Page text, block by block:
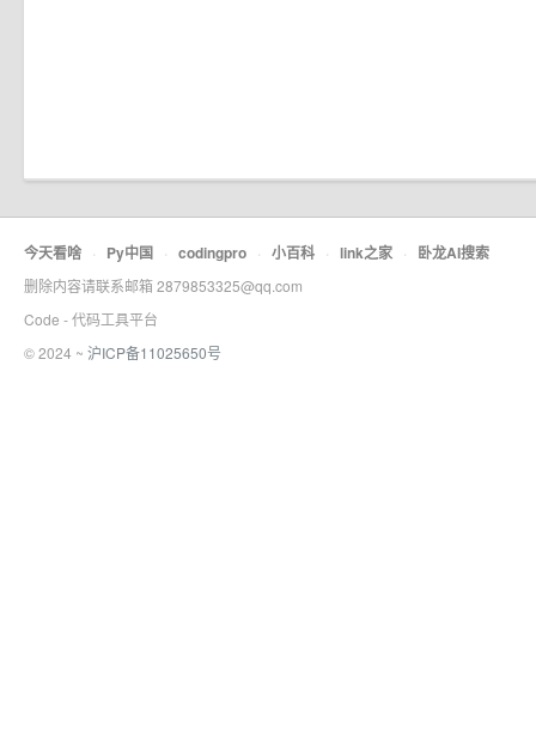
今天看啥 · Py中国 · codingpro · 小百科 · link之家 · 卧龙AI搜索
删除内容请联系邮箱 2879853325@qq.com
Code - 代码工具平台
© 2024 ~ 沪ICP备11025650号